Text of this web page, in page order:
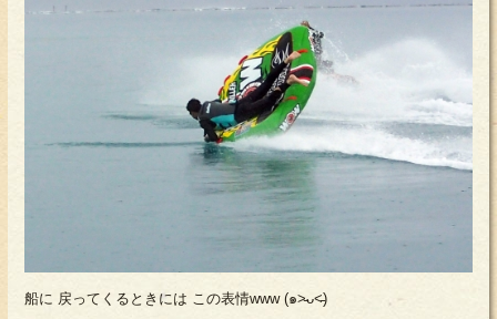
船に 戻ってくるときには この表情www (๑˃̵ᴗ˂̵)